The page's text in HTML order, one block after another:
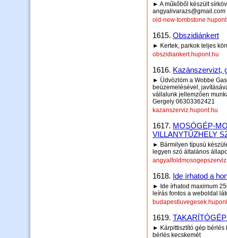
► A műkőből készült
angyalivarazs@gmail.com
old-new-
1615. Obszidiánkert
► Kertek, parkok teljes
obszidiankert.hupont.hu
1616. Kazánszervizt,
► Üdvözlöm a Wobbe
beüzemelésével,
vállalunk jellemzően
Gergely 06303362421
kazanszerviz.hupont.hu
1617. MOSÓGÉP-
VILLANYTŰZHELY
► Bármilyen típusú
legyen szó általános
1618. Ide írhatod a
► Ide írhatod maximum
leírás fontos a weboldal
1619.
► Kárpittisztító gép bérlés
bérlés kecskemét